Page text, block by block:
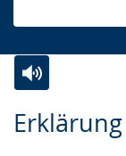
Leichten
Audio-
Video